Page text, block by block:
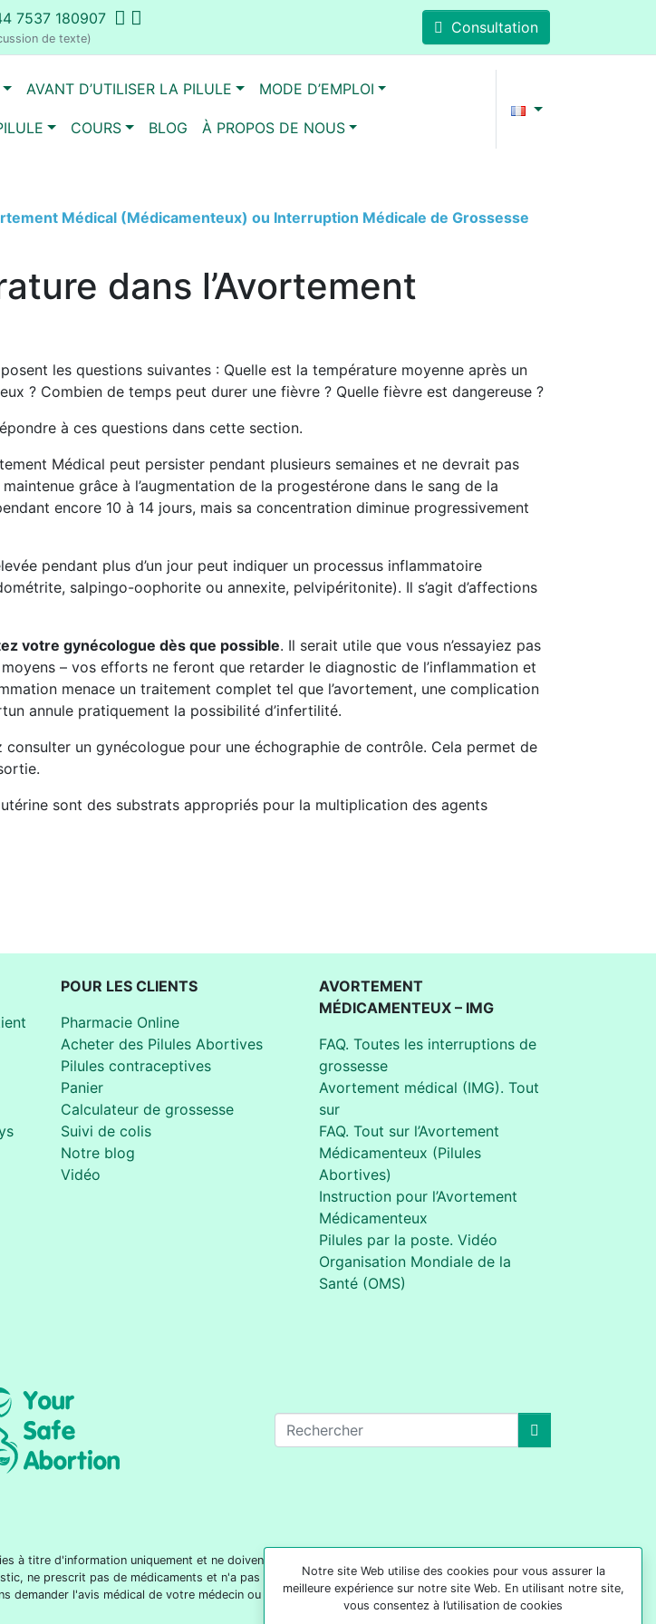
7537 180907
de texte)
Consultation
AVANT D’UTILISER LA PILULE MODE D’EMPLOI
COURS BLOG À PROPOS DE NOUS
Médical (Médicamenteux) ou Interruption Médicale de Grossesse
dans l’Avortement
les questions suivantes : Quelle est la température moyenne après un
? Combien de temps peut durer une fièvre ? Quelle fièvre est dangereuse ?
à ces questions dans cette section.
Médical peut persister pendant plusieurs semaines et ne devrait pas
grâce à l’augmentation de la progestérone dans le sang de la
encore 10 à 14 jours, mais sa concentration diminue progressivement
pendant plus d’un jour peut indiquer un processus inflammatoire
salpingo-oophorite ou annexite, pelvipéritonite). Il s’agit d’affections
votre gynécologue dès que possible. Il serait utile que vous n’essayiez pas
– vos efforts ne feront que retarder le diagnostic de l’inflammation et
menace un traitement complet tel que l’avortement, une complication
annule pratiquement la possibilité d’infertilité.
un gynécologue pour une échographie de contrôle. Cela permet de
sont des substrats appropriés pour la multiplication des agents
POUR LES CLIENTS
Pharmacie Online
Acheter des Pilules Abortives
Pilules contraceptives
Panier
Calculateur de grossesse
Suivi de colis
Notre blog
Vidéo
AVORTEMENT
MÉDICAMENTEUX – IMG
FAQ. Toutes les interruptions de
grossesse
Avortement médical (IMG). Tout
sur
FAQ. Tout sur l’Avortement
Médicamenteux (Pilules
Abortives)
Instruction pour l’Avortement
Médicamenteux
Pilules par la poste. Vidéo
Organisation Mondiale de la
Santé (OMS)
à titre d'information uniquement et ne doivent pas être considérées comme des conseils
ne prescrit pas de médicaments et n'a pas pour but de remplacer les services de votre
demander l'avis médical de votre médecin ou de votre prestataire de soins.
Notre site Web utilise des cookies pour vous assurer la
meilleure expérience sur notre site Web. En utilisant notre site,
vous consentez à l’utilisation de cookies